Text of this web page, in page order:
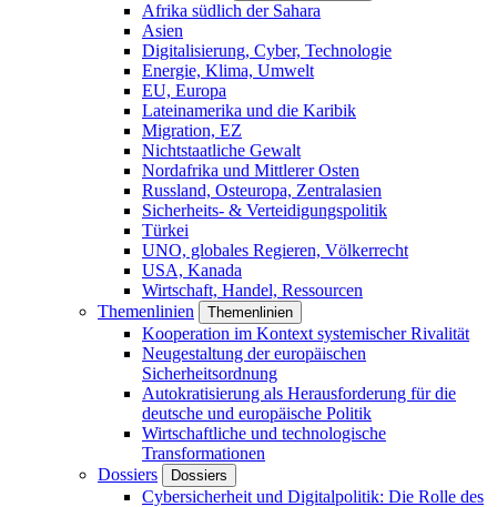
Afrika südlich der Sahara
Asien
Digitalisierung, Cyber, Technologie
Energie, Klima, Umwelt
EU, Europa
Lateinamerika und die Karibik
Migration, EZ
Nichtstaatliche Gewalt
Nordafrika und Mittlerer Osten
Russland, Osteuropa, Zentralasien
Sicherheits- & Verteidigungspolitik
Türkei
UNO, globales Regieren, Völkerrecht
USA, Kanada
Wirtschaft, Handel, Ressourcen
Themenlinien
Themenlinien
Kooperation im Kontext systemischer Rivalität
Neugestaltung der europäischen
Sicherheitsordnung
Autokratisierung als Herausforderung für die
deutsche und europäische Politik
Wirtschaftliche und technologische
Transformationen
Dossiers
Dossiers
Cybersicherheit und Digitalpolitik: Die Rolle des